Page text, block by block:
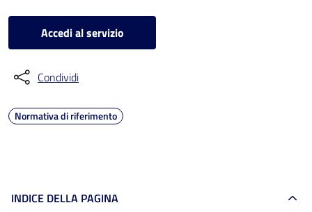
Accedi al servizio
Condividi
Normativa di riferimento
INDICE DELLA PAGINA